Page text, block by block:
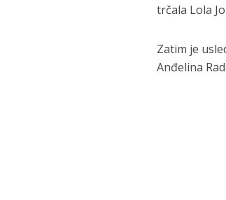
trčala Lola
Zatim je
Anđelina